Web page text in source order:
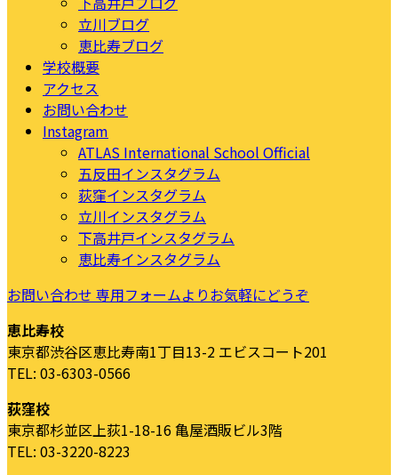
立川ブログ
恵比寿ブログ
学校概要
アクセス
お問い合わせ
Instagram
ATLAS International School Official
五反田インスタグラム
荻窪インスタグラム
立川インスタグラム
下高井戸インスタグラム
恵比寿インスタグラム
お問い合わせ 専用フォームよりお気軽にどうぞ
恵比寿校
東京都渋谷区恵比寿南1丁目13-2 エビスコート201
TEL: 03-6303-0566
荻窪校
東京都杉並区上荻1-18-16 亀屋酒販ビル3階
TEL: 03-3220-8223